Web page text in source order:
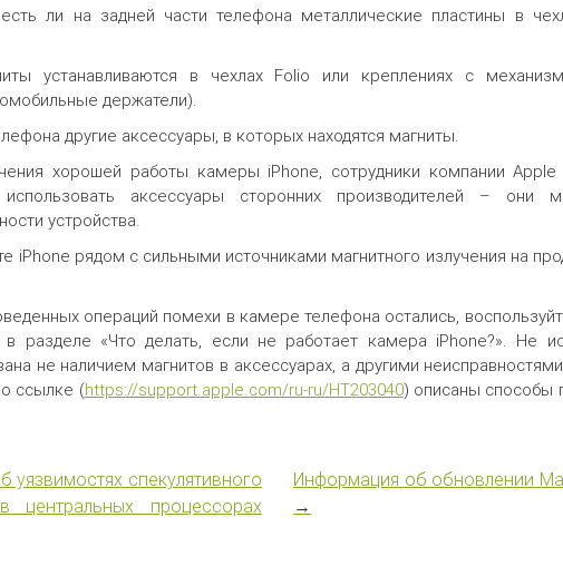
ли на задней части телефона металлические пластины в
устанавливаются в чехлах Folio или креплениях с
держатели).
другие аксессуары, в которых находятся магниты.
хорошей работы камеры iPhone, сотрудники компании
аксессуары сторонних производителей – они
устройства.
iPhone рядом с сильными источниками магнитного излучения на
операций помехи в камере телефона остались,
в разделе «Что делать, если не работает камера iPhone?». Не
не наличием магнитов в аксессуарах, а другими
ссылке (https://support.apple.com/ru-ru/HT203040) описаны способы
уязвимостях спекулятивного
центральных процессорах
Информация об обновлении
→